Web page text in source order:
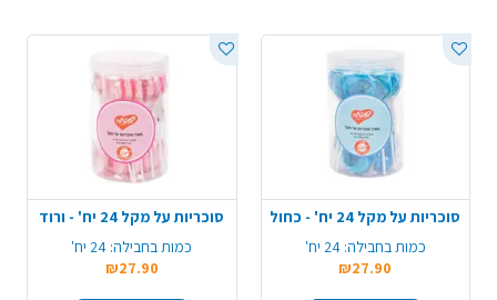
סוכריות על מקל 24 יח' - כחול
כמות בחבילה: 24 יח'
₪27.90
סוכריות על מקל 24 יח' - ורוד
כמות בחבילה: 24 יח'
₪27.90